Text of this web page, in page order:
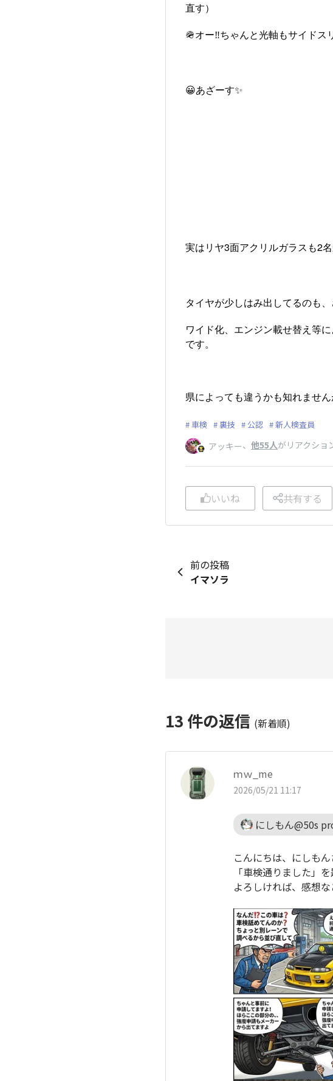
直す）
🪖オー‼️ちゃんと光軸もサイドス
😀あざーす✨
実はリヤ3面アクリルガラスも2
タイヤが少しはみ出してるのも
ワイド化、エンジン載せ替え等
です。
県によっても違うかも知れませ
車検 裏技 公認 新人検査員
アッキー、 他55人がリアクショ
いいね 共有する
前の投稿
イマソラ
13 件の返信 (新着順)
ｍｗ_me
2026/05/21 11:17
にしもん@50s
こんにちは、にしもん
「車検通りました」
よろしければ、感想な